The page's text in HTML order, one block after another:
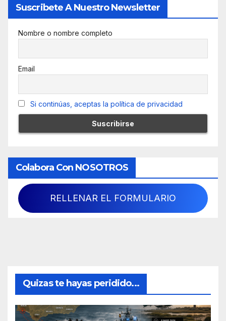
Suscribete A Nuestro Newsletter
Nombre o nombre completo
Email
Si continúas, aceptas la política de privacidad
Colabora Con NOSOTROS
RELLENAR EL FORMULARIO
Quizas te hayas peridido...